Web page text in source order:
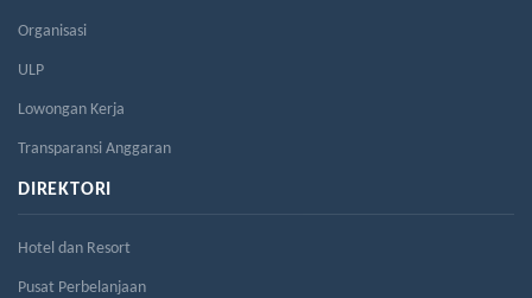
Organisasi
ULP
Lowongan Kerja
Transparansi Anggaran
DIREKTORI
Hotel dan Resort
Pusat Perbelanjaan